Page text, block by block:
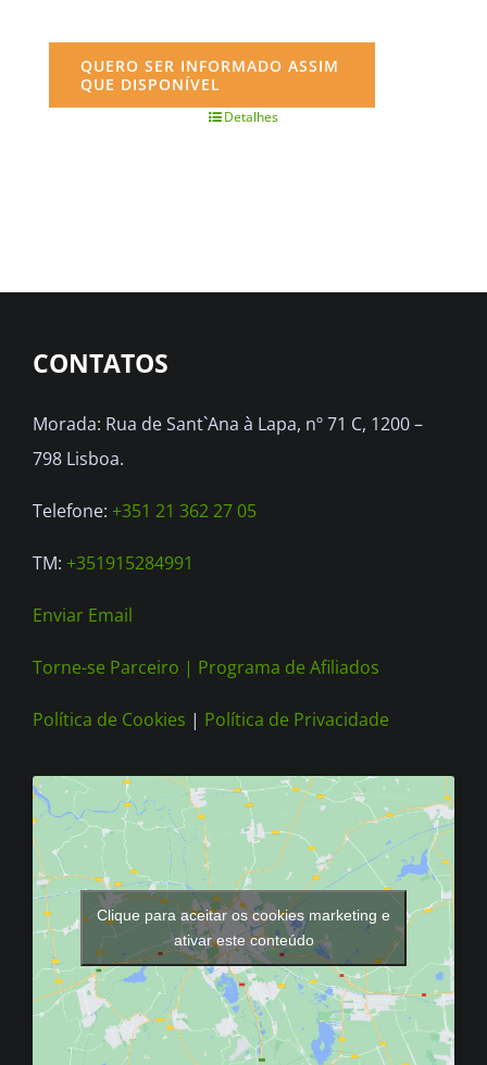
QUERO SER INFORMADO ASSIM
QUE DISPONÍVEL
Detalhes
CONTATOS
Morada: Rua de Sant`Ana à Lapa, nº 71 C, 1200 –
798 Lisboa.
Telefone: +351 21 362 27 05
TM: +351915284991
Enviar Email
Torne-se Parceiro | Programa de Afiliados
Política de Cookies | Política de Privacidade
Clique para aceitar os cookies marketing e
ativar este conteúdo